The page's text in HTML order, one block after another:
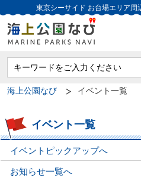
東京シーサイド お台場エリア周
海上公園なび イベント一覧
イベント一覧
イベントピックアップへ
お知らせ一覧へ